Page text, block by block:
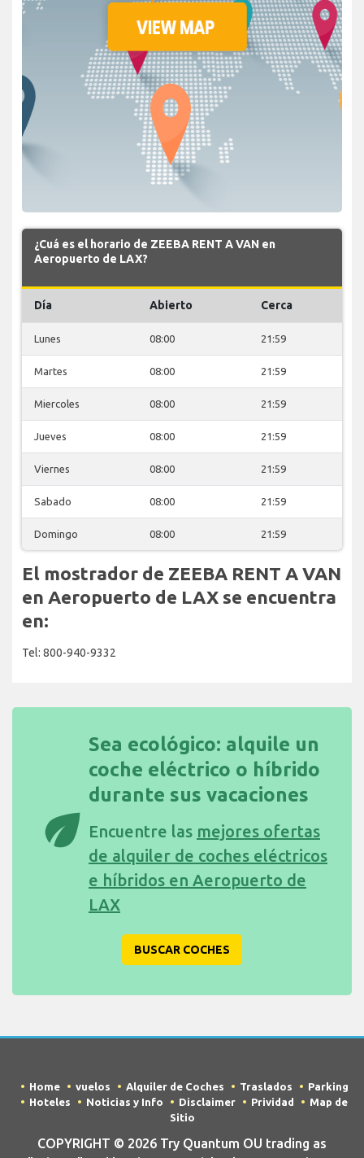
¿Cuá es el horario de ZEEBA RENT A VAN en
Aeropuerto de LAX?
Día Abierto Cerca
Lunes 08:00 21:59
Martes 08:00 21:59
Miercoles 08:00 21:59
Jueves 08:00 21:59
Viernes 08:00 21:59
Sabado 08:00 21:59
Domingo 08:00 21:59
El mostrador de ZEEBA RENT A VAN
en Aeropuerto de LAX se encuentra
en:
Tel: 800-940-9332
eco
Sea ecológico: alquile un
coche eléctrico o híbrido
durante sus vacaciones
Encuentre las mejores ofertas
de alquiler de coches eléctricos
e híbridos en Aeropuerto de
LAX
BUSCAR COCHES
Home vuelos Alquiler de Coches Traslados
Parking
Hoteles
Noticias y Info Disclaimer Prividad
Map de
Sitio
COPYRIGHT © 2026 Try Quantum OU trading as